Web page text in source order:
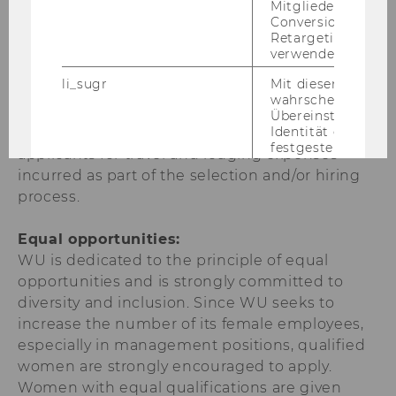
www.wu.ac.at/jobs.
We regret that WU cannot reimburse
applicants for travel and lodging expenses
incurred as part of the selection and/or hiring
process.
Equal opportunities:
WU is dedicated to the principle of equal
opportunities and is strongly committed to
diversity and inclusion. Since WU seeks to
increase the number of its female employees,
especially in management positions, qualified
women are strongly encouraged to apply.
Women with equal qualifications are given
Conversion-
Retargeting und
verwendet wird.
li_sugr
Mit diesem
Identität eines
festgestellt.
U
Bei diesem
_guid
LinkedIn Mitglied
über Google Ads
BizographicsOptOut
Mit diesem
Tracking durch
ermittelt.
Dieses Cookie